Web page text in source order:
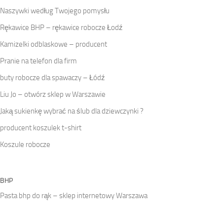
Naszywki według Twojego pomysłu
Rękawice BHP – rękawice robocze Łodź
Kamizelki odblaskowe – producent
Pranie na telefon dla firm
buty robocze dla spawaczy – Łódź
Liu Jo – otwórz sklep w Warszawie
Jaką sukienkę wybrać na ślub dla dziewczynki ?
producent koszulek t-shirt
Koszule robocze
BHP
Pasta bhp do rąk – sklep internetowy Warszawa